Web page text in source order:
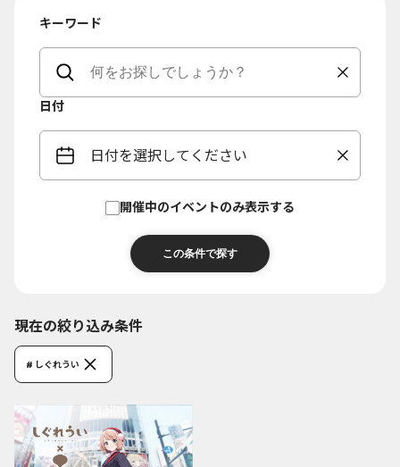
キーワード
日付
日付を選択してください
開催中のイベントのみ表示する
現在の絞り込み条件
# しぐれうい